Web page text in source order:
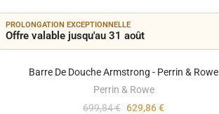
PROLONGATION EXCEPTIONNELLE
Offre valable jusqu'au 31 août
Barre De Douche Armstrong - Perrin & Rowe
Perrin & Rowe
699,84 € 629,86 €